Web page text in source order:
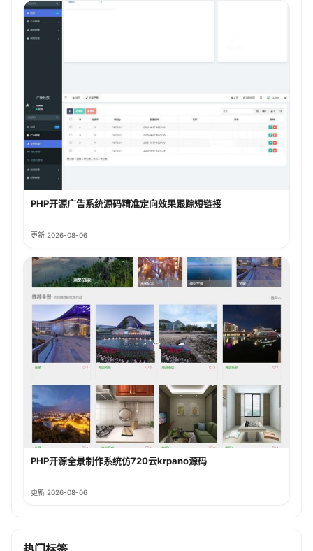
PHP开源广告系统源码精准定向效果跟踪短链接
更新 2026-08-06
PHP开源全景制作系统仿720云krpano源码
更新 2026-08-06